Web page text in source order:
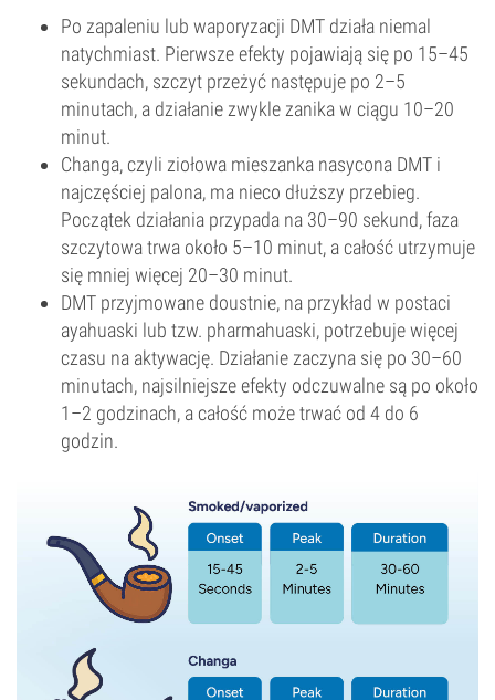
Po zapaleniu lub waporyzacji DMT działa niemal
natychmiast. Pierwsze efekty pojawiają się po 15–45
sekundach, szczyt przeżyć następuje po 2–5
minutach, a działanie zwykle zanika w ciągu 10–20
minut.
Changa, czyli ziołowa mieszanka nasycona DMT i
najczęściej palona, ma nieco dłuższy przebieg.
Początek działania przypada na 30–90 sekund, faza
szczytowa trwa około 5–10 minut, a całość utrzymuje
się mniej więcej 20–30 minut.
DMT przyjmowane doustnie, na przykład w postaci
ayahuaski lub tzw. pharmahuaski, potrzebuje więcej
czasu na aktywację. Działanie zaczyna się po 30–60
minutach, najsilniejsze efekty odczuwalne są po około
1–2 godzinach, a całość może trwać od 4 do 6
godzin.